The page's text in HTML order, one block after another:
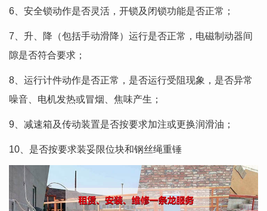
6、安全锁动作是否灵活，开锁及闭锁功能是否正常；
7、升、降（包括手动滑降）运行是否正常，电磁制动器间
隙是否符合要求；
8、运行计件动作是否正常，是否运行受阻现象，是否异常
噪音、电机发热或冒烟、焦味产生；
9、减速箱及传动装置是否按要求加注或更换润滑油；
10、是否按要求装妥限位块和钢丝绳重锤